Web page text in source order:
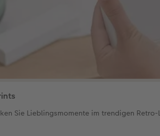
Sie Lieblingsmomente im trendigen Retro-